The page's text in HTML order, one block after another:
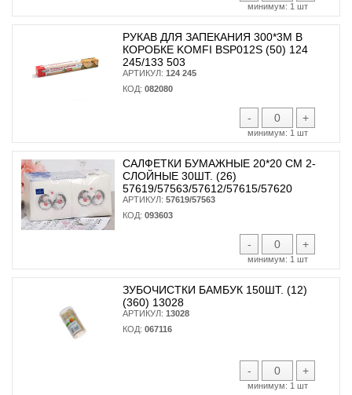
минимум: 1 шт
РУКАВ ДЛЯ ЗАПЕКАНИЯ 300*3М В
КОРОБКЕ KOMFI BSP012S (50) 124
245/133 503
АРТИКУЛ: 124 245
КОД: 082080
- +
минимум: 1 шт
САЛФЕТКИ БУМАЖНЫЕ 20*20 СМ 2-
СЛОЙНЫЕ 30ШТ. (26)
57619/57563/57612/57615/57620
АРТИКУЛ: 57619/57563
КОД: 093603
- +
минимум: 1 шт
ЗУБОЧИСТКИ БАМБУК 150ШТ. (12)
(360) 13028
АРТИКУЛ: 13028
КОД: 067116
- +
минимум: 1 шт